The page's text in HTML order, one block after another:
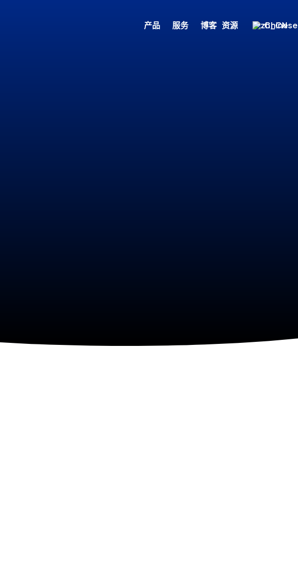
产品 服务 博客 资源 Chinese